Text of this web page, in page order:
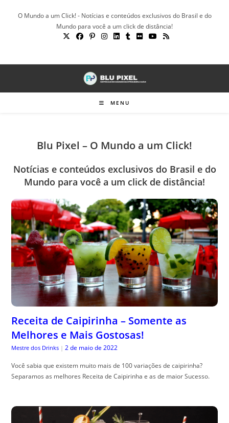
O Mundo a um Click! - Notícias e conteúdos exclusivos do Brasil e do
Mundo para você a um click de distância!
MENU
Blu Pixel – O Mundo a um Click!
Notícias e conteúdos exclusivos do Brasil e do
Mundo para você a um click de distância!
Receita de Caipirinha – Somente as
Melhores e Mais Gostosas!
Mestre dos Drinks | 2 de maio de 2022
Você sabia que existem muito mais de 100 variações de caipirinha?
Separamos as melhores Receita de Caipirinha e as de maior Sucesso.